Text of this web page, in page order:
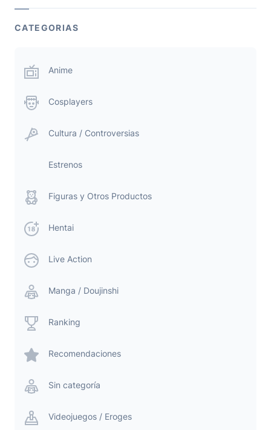
CATEGORIAS
Anime
Cosplayers
Cultura / Controversias
Estrenos
Figuras y Otros Productos
Hentai
Live Action
Manga / Doujinshi
Ranking
Recomendaciones
Sin categoría
Videojuegos / Eroges